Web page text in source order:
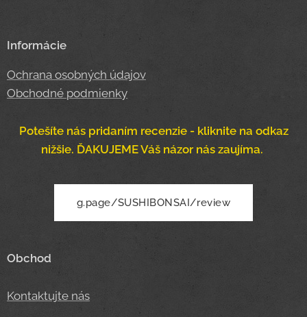
Informácie
Ochrana osobných údajov
Obchodné podmienky
Potešíte nás pridaním recenzie - kliknite na odkaz
nižšie. ĎAKUJEME Váš názor nás zaujíma.
g.page/SUSHIBONSAI/review
Obchod
Kontaktujte nás